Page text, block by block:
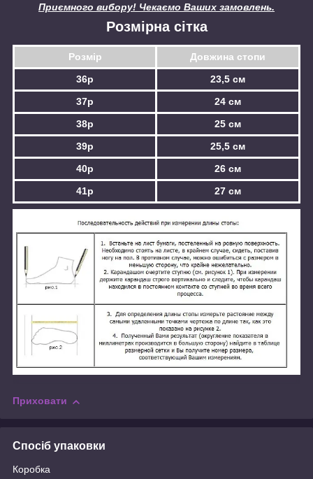
Приємного вибору! Чекаємо Ваших замовлень.
Розмір Довжина стопи
Розмірна сітка
36р
23,5 см
37р
24 см
38р
25 см
39р
25,5 см
40р
26 см
41р
27 см
Приховати
Спосіб упаковки
Коробка